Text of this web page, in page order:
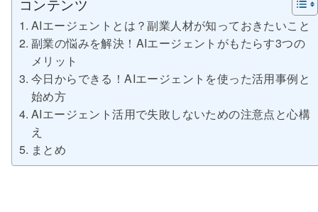
AIエージェントとは？副業人材が知っておきたいこと
副業の悩みを解決！AIエージェントがもたらす3つの
メリット
今日からできる！AIエージェントを使った活用事例と
始め方
AIエージェント活用で失敗しないための注意点と心構
え
まとめ